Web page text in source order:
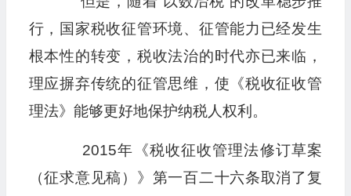
行，国家税收征管环境、征管能力已经发生
根本性的转变，税收法治的时代亦已来临，
理应摒弃传统的征管思维，使《税收征收管
理法》能够更好地保护纳税人权利。
2015年《税收征收管理法修订草案
（征求意见稿）》第一百二十六条取消了复